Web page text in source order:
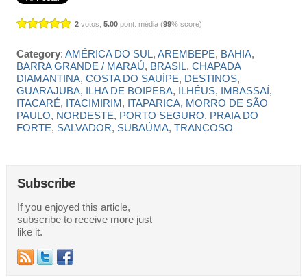
2votos, 5.00pont. média (99% score)
Category: AMÉRICA DO SUL, AREMBEPE, BAHIA,
BARRA GRANDE / MARAÚ, BRASIL, CHAPADA
DIAMANTINA, COSTA DO SAUÍPE, DESTINOS,
GUARAJUBA, ILHA DE BOIPEBA, ILHÉUS, IMBASSAÍ ,
ITACARÉ, ITACIMIRIM , ITAPARICA, MORRO DE SÃO
PAULO, NORDESTE, PORTO SEGURO, PRAIA DO
FORTE, SALVADOR, SUBAÚMA, TRANCOSO
Subscribe
If you enjoyed this article,
subscribe to receive more just
like it.